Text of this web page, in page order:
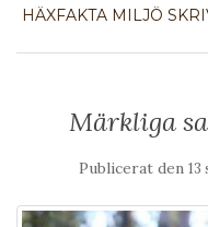
HÄXFAKTA MILJÖ
Märkliga
Publicerat den 13